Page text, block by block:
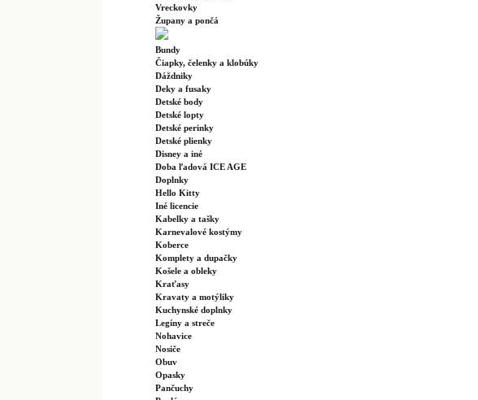
Vreckovky
Župany a pončá
Bundy
Čiapky, čelenky a klobúky
Dáždniky
Deky a fusaky
Detské body
Detské lopty
Detské perinky
Detské plienky
Disney a iné
Doba ľadová ICE AGE
Doplnky
Hello Kitty
Iné licencie
Kabelky a tašky
Karnevalové kostýmy
Koberce
Komplety a dupačky
Košele a obleky
Kraťasy
Kravaty a motýliky
Kuchynské doplnky
Legíny a streče
Nohavice
Nosiče
Obuv
Opasky
Pančuchy